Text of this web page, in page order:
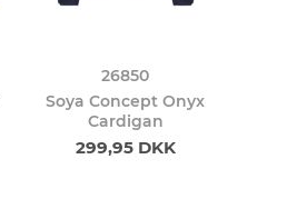
26850
Soya Concept Onyx
Cardigan
299,95 DKK